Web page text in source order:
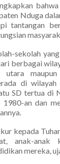
Nduga
tantangan
sekolah
berbagai
maupun
di
SD tertua di
an dan
kepada
anak-anak
mereka,